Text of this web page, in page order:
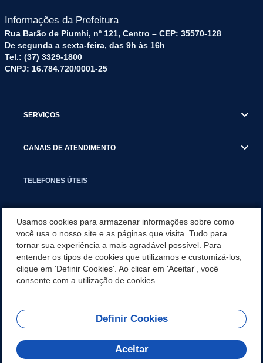
Informações da Prefeitura
Rua Barão de Piumhi, nº 121, Centro – CEP: 35570-128
De segunda a sexta-feira, das 9h às 16h
Tel.: (37) 3329-1800
CNPJ: 16.784.720/0001-25
SERVIÇOS
CANAIS DE ATENDIMENTO
TELEFONES ÚTEIS
NOTÍCIAS
APLICATIVO
REDES SOCIAIS
Usamos cookies para armazenar informações sobre como
você usa o nosso site e as páginas que visita. Tudo para
tornar sua experiência a mais agradável possível. Para
entender os tipos de cookies que utilizamos e customizá-los,
clique em 'Definir Cookies'. Ao clicar em 'Aceitar', você
consente com a utilização de cookies.
Definir Cookies
Aceitar